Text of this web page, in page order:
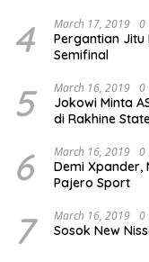
4 March 17, 2019 0
Pergantian Jitu
Semifinal
5 March 16, 2019 0
Jokowi Minta
di Rakhine
6 March 16, 2019 0
Demi Xpander,
Pajero Sport
7 March 16, 2019 0
Sosok New